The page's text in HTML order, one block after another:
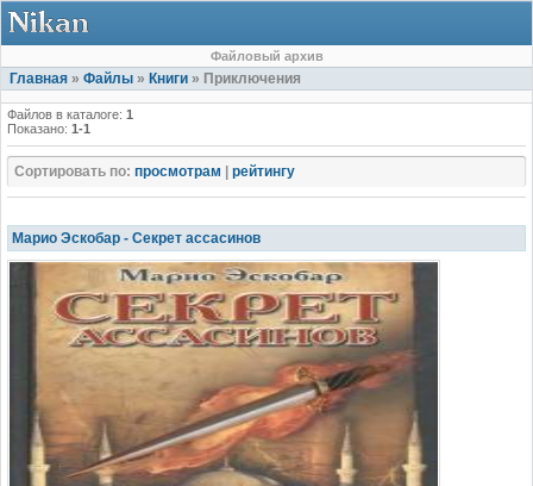
Файловый архив
Главная » Файлы » Книги » Приключения
Файлов в каталоге: 1
Показано: 1-1
Сортировать по: просмотрам рейтингу
Марио Эскобар - Секрет ассасинов